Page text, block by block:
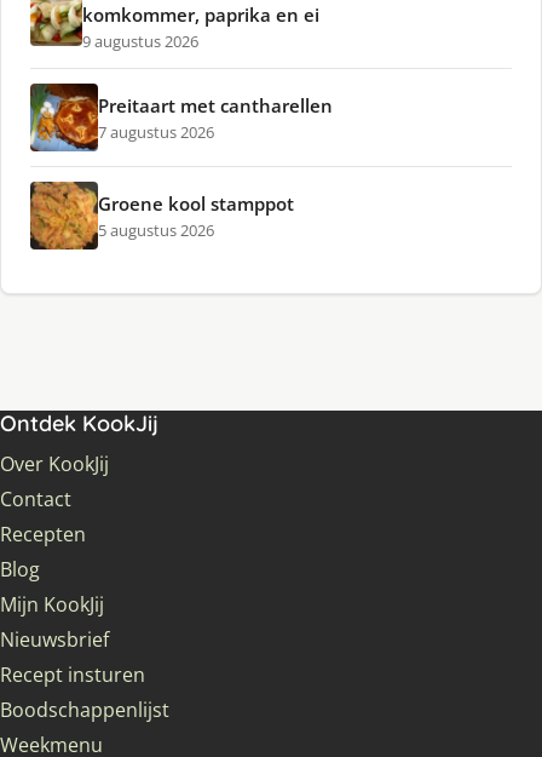
komkommer, paprika en ei
9 augustus 2026
Preitaart met cantharellen
7 augustus 2026
Groene kool stamppot
5 augustus 2026
Ontdek KookJij
Over KookJij
Contact
Recepten
Blog
Mijn KookJij
Nieuwsbrief
Recept insturen
Boodschappenlijst
Weekmenu